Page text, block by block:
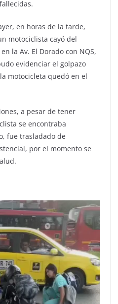
en horas de la tarde,
motociclista cayó del
la Av. El Dorado con NQS,
evidenciar el golpazo
motocicleta quedó en el
a pesar de tener
se encontraba
fue trasladado de
por el momento se